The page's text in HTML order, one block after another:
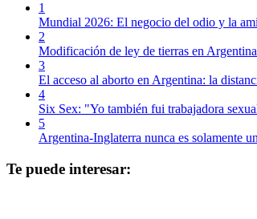
1
Mundial 2026: El negocio del odio y la
2
Modificación de ley de tierras en
3
El acceso al aborto en Argentina: la
4
Six Sex: "Yo también fui trabajadora
5
Argentina-Inglaterra nunca es solamente
Te puede interesar: